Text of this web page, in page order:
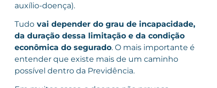
auxílio-doença).
Tudo vai depender do grau de incapacidade,
da duração dessa limitação e da condição
econômica do segurado. O mais importante é
entender que existe mais de um caminho
possível dentro da Previdência.